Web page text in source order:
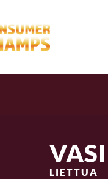
LIETTUA